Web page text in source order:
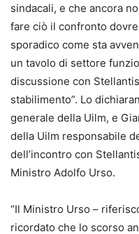
sindacali, e che ancora
fare ciò il confronto
sporadico come sta
un tavolo di settore
discussione con
stabilimento”. Lo
generale della Uilm, e
della Uilm responsabile
dell’incontro con
Ministro Adolfo Urso.
“Il Ministro Urso –
ricordato che lo scorso